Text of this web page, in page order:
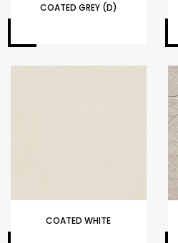
COATED GREY (D)
COATED WHITE